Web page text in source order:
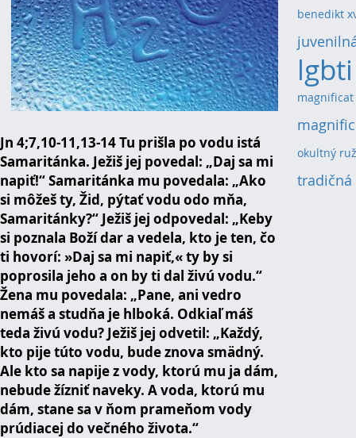
Jn 4;7,10-11,13-14 Tu prišla po vodu istá
Samaritánka. Ježiš jej povedal: „Daj sa mi
napiť!“ Samaritánka mu povedala: „Ako
si môžeš ty, Žid, pýtať vodu odo mňa,
Samaritánky?“ Ježiš jej odpovedal: „Keby
si poznala Boží dar a vedela, kto je ten, čo
ti hovorí: »Daj sa mi napiť,« ty by si
poprosila jeho a on by ti dal živú vodu.“
Žena mu povedala: „Pane, ani vedro
nemáš a studňa je hlboká. Odkiaľ máš
teda živú vodu? Ježiš jej odvetil: „Každý,
kto pije túto vodu, bude znova smädný.
Ale kto sa napije z vody, ktorú mu ja dám,
nebude žízniť naveky. A voda, ktorú mu
dám, stane sa v ňom prameňom vody
prúdiacej do večného života.“
benedikt
lgbti
magnificat
okultný